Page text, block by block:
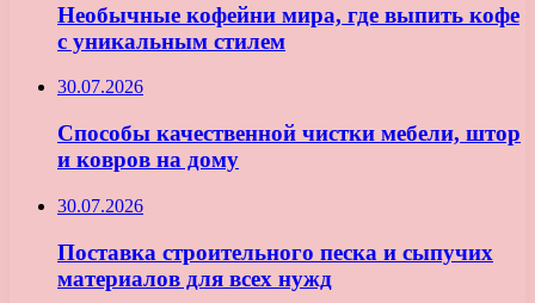
Необычные кофейни мира, где выпить кофе
с уникальным стилем
30.07.2026
Способы качественной чистки мебели, штор
и ковров на дому
30.07.2026
Поставка строительного песка и сыпучих
материалов для всех нужд